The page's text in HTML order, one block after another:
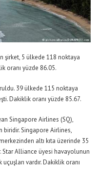
şirket, 5 ülkede 118 noktaya
oranı yüzde 86.05.
39 ülkede 115 noktaya
Dakiklik oranı yüzde 85.67.
Singapore Airlines (SQ),
biridir. Singapore Airlines,
altı kıta üzerinde 35
Star Alliance üyesi havayolunun
vardır. Dakiklik oranı